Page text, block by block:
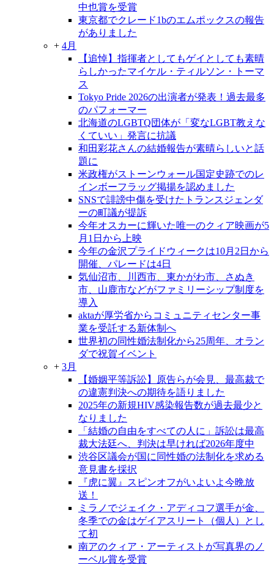
中也賞を受賞
東京都でクレード1bのエムポックスの報告
がありました
+ 4月
【追悼】指揮者としてもゲイとしても素晴
らしかったマイケル・ティルソン・トーマ
ス
Tokyo Pride 2026の出演者が発表！過去最多
のパフォーマー
北海道のLGBTQ団体が「変なLGBT教えな
くていい」発言に抗議
和田彩花さんの結婚報告が素晴らしいと話
題に
米政権がストーンウォール国定史跡でのレ
インボーフラッグ掲揚を認めました
SNSで誹謗中傷を受けたトランスジェンダ
ーの町議が提訴
今年オスカーに輝いた唯一のクィア映画が5
月1日から上映
今年の金沢プライドウィークは10月2日から
開催、パレードは4日
気仙沼市、川西市、東かがわ市、さぬき
市、山鹿市などがファミリーシップ制度を
導入
aktaが厚労省からコミュニティセンター事
業を受託する新体制へ
世界初の同性婚法制化から25周年、オラン
ダで祝賀イベント
+ 3月
【婚姻平等訴訟】原告らが会見、最高裁で
の違憲判決への期待を語りました
2025年の新規HIV感染報告数が過去最少と
なりました
「結婚の自由をすべての人に」訴訟は最高
裁大法廷へ、判決は早ければ2026年度中
渋谷区議会が国に同性婚の法制化を求める
意見書を採択
『虎に翼』スピンオフがいよいよ今晩放
送！
ミラノでジェイク・アディコフ選手が金、
冬季での金はゲイアスリート（個人）とし
て初
南アのクィア・アーティストが写真界のノ
ーベル賞を受賞